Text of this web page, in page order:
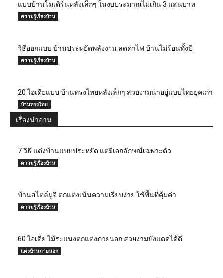
แบบบ้านโมเดิร์นหลังเล็กๆ ในงบประมาณไม่เกิน 3 แสนบาท
ความรู้เรื่องบ้าน
วิธีออกแบบ บ้านประหยัดพลังงาน ลดค่าไฟ บ้านไม่ร้อนทั้งปี
ความรู้เรื่องบ้าน
20 ไอเดียแบบ บ้านทรงไทยหลังเล็กๆ สวยงามน่าอยู่แบบไทยยุคเก่า
บ้านทรงไทย
เรื่องน่าอ่าน
7 วิธี แต่งบ้านแบบประหยัด แต่มีเอกลักษณ์เฉพาะตัว
ความรู้เรื่องบ้าน
บ้านสไตล์มูจิ ตกแต่งเน้นความเรียบง่าย ใช้พื้นที่คุ้มค่า
ความรู้เรื่องบ้าน
60 ไอเดีย ไม้ระแนงตกแต่งภายนอก สวยงามบังแดดได้ดี
แต่งบ้านภายนอก